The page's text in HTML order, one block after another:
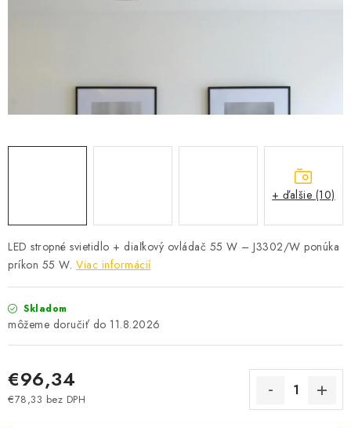
DOM A ZÁHRADA
OBCHODNÉ PODMIENKY
O NÁS - MEGALED & JANTON ZÁKAMENNÉ
Reklamácie a formulár na odstúpenie od zmluvy
O nás - MEGALED & JANTON Zákamenné
Zľavy pre profíkov
Hodnotenie obchodu Moja objednávka
LED stropné svietidlo + diaľkový ovládač 55 W – J3302/W ponúka
príkon 55 W. Viac informácií
Skladom
11.8.2026
€96,34
€78,33 bez DPH
+ ďalšie (10)